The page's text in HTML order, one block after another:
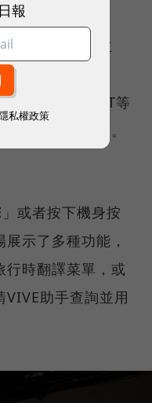
體驗上最大的主
研「VIVE AI平
、OpenAI GPT等
需求自行切換。
」或者按下機身按
示了多種功能，
行時翻譯菜單，或
助手查詢並用
報
私權政策